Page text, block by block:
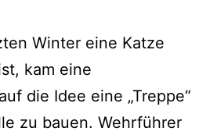
Winter eine Katze
kam eine
die Idee eine „Treppe“
zu bauen. Wehrführer